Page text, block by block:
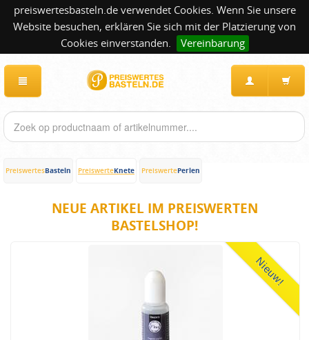
preiswertesbasteln.de verwendet Cookies. Wenn Sie unsere
Website besuchen, erklären Sie sich mit der Platzierung von
Cookies einverstanden.
Vereinbarung
PreiswertesBasteln PreiswerteKnete PreiswertePerlen
NEUE ARTIKEL IM PREISWERTEN
BASTELSHOP!
Nieuw!